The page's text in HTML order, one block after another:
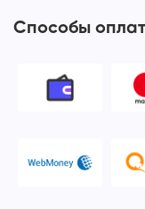
Способы